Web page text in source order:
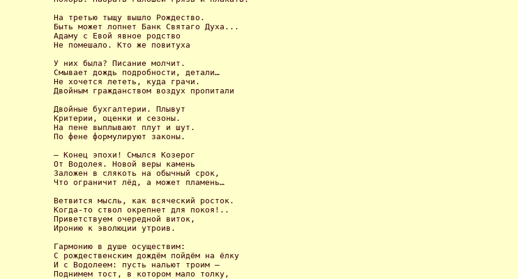
На третью тыщу вышло Рождество.
Быть может лопнет Банк Святаго Духа...
Адаму с Евой явное родство
Не помешало. Кто же повитуха
У них была? Писание молчит.
Смывает дождь подробности, детали…
Не хочется лететь, куда грачи.
Двойным гражданством воздух пропитали
Двойные бухгалтерии. Плывут
Критерии, оценки и сезоны.
На пене выплывают плут и шут.
По фене формулируют законы.
– Конец эпохи! Смылся Козерог
От Водолея. Новой веры камень
Заложен в слякоть на обычный срок,
Что ограничит лёд, а может пламень…
Ветвится мысль, как всяческий росток.
Когда-то ствол окрепнет для покоя!..
Приветствуем очередной виток,
Иронию к эволюции утроив.
Гармонию в душе осуществим:
С рождественским дождём пойдём на ёлку
И с Водолеем: пусть нальют троим –
Поднимем тост, в котором мало толку,